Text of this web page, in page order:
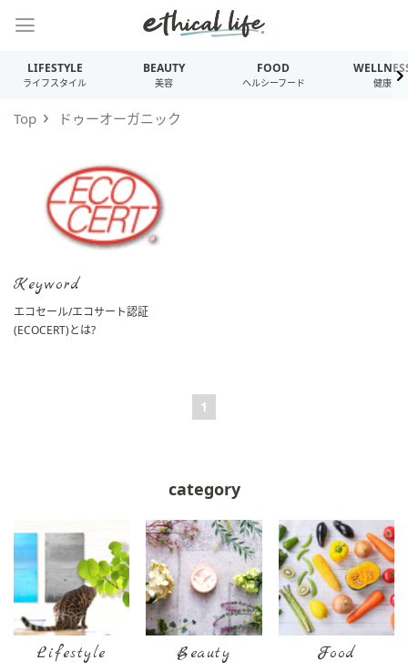
LIFESTYLE
ライフスタイル
BEAUTY
美容
FOOD
ヘルシーフード 健康
Top ドゥーオーガニック
Keyword
エコセール/エコサート認証
(ECOCERT)とは?
1
category
Lifestyle Beauty Food